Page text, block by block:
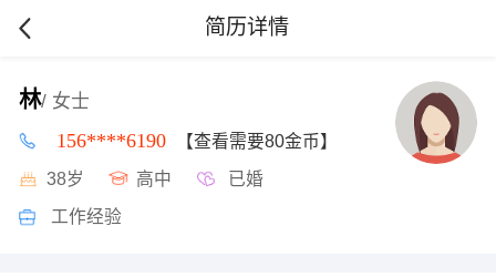
简历详情
林/ 女士
156****6190 【查看需要80金币】
38岁 高中 已婚
工作经验